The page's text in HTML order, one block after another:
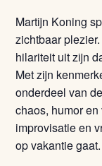
Martijn Koning
zichtbaar
hilariteit uit zijn
Met zijn
onderdeel van
chaos, humor
improvisatie en
op vakantie gaat.